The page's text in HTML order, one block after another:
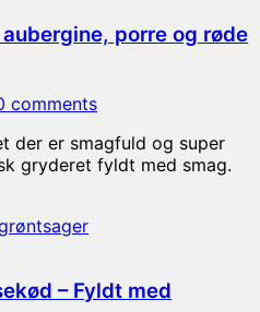
porre og røde
comments
der er smagfuld og super
gryderet fyldt med smag.
– Fyldt med